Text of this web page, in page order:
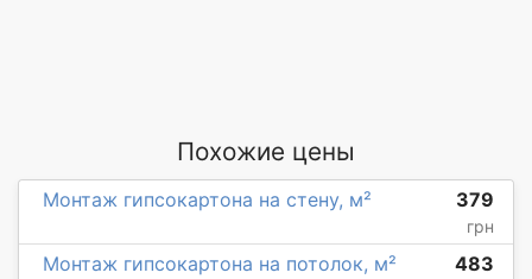
Похожие цены
Монтаж гипсокартона на стену, м² 379
грн
Монтаж гипсокартона на потолок, м² 483